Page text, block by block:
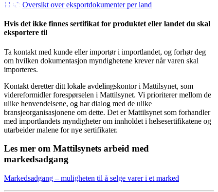
Oversikt over eksportdokumenter per land
Hvis det ikke finnes sertifikat for produktet eller landet du skal
eksportere til
Ta kontakt med kunde eller importør i importlandet, og forhør deg
om hvilken dokumentasjon myndighetene krever når varen skal
importeres.
Kontakt deretter ditt lokale avdelingskontor i Mattilsynet, som
videreformidler forespørselen i Mattilsynet. Vi prioriterer mellom de
ulike henvendelsene, og har dialog med de ulike
bransjeorganisasjonene om dette. Det er Mattilsynet som forhandler
med importlandets myndigheter om innholdet i helsesertifikatene og
utarbeider malene for nye sertifikater.
Les mer om Mattilsynets arbeid med
markedsadgang
Markedsadgang – muligheten til å selge varer i et marked